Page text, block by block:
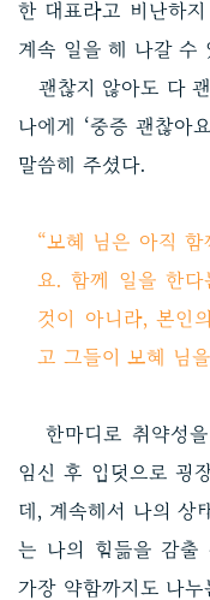
한 대표라고 비난하
계속 일을 해 나갈 수
괜찮지 않아도 다
나에게 ‘중증 괜찮아
말씀해 주셨다.
“보혜 님은 아직
요. 함께 일을 한
것이 아니라, 본인
고 그들이 보혜 님
한마디로 취약성을
임신 후 입덧으로 굉
데, 계속해서 나의 상
는 나의 힘듦을 감출
가장 약함까지도 나